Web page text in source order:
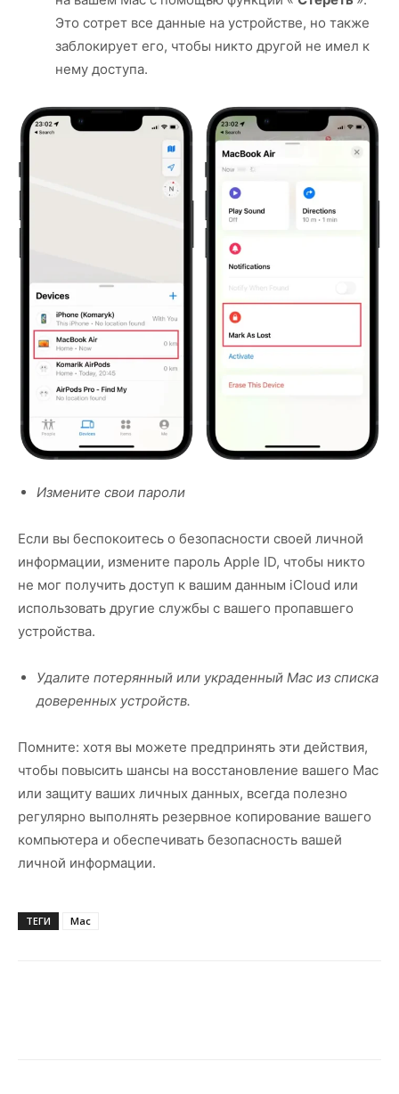
Это сотрет все данные на устройстве, но также
заблокирует его, чтобы никто другой не имел к
нему доступа.
Измените свои пароли
Если вы беспокоитесь о безопасности своей личной
информации, измените пароль Apple ID, чтобы никто
не мог получить доступ к вашим данным iCloud или
использовать другие службы с вашего пропавшего
устройства.
Удалите потерянный или украденный Mac из списка
доверенных устройств.
Помните: хотя вы можете предпринять эти действия,
чтобы повысить шансы на восстановление вашего Mac
или защиту ваших личных данных, всегда полезно
регулярно выполнять резервное копирование вашего
компьютера и обеспечивать безопасность вашей
личной информации.
ТЕГИ Mac